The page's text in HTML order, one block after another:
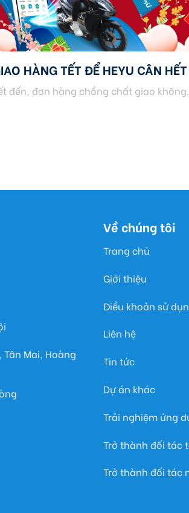
HÀNG TẾT ĐỂ HEYU CÂN HẾT
đến, đơn hàng chồng chất giao
Mai, Hoàng
Về chúng tôi
Trang chủ
Giới thiệu
Điều khoản sử
Liên hệ
Tin tức
Dự án khác
Trải nghiệm ứng
Trở thành đối tác
Trở thành đối tác